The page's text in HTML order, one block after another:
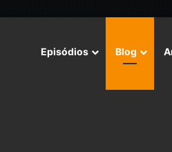
Episódios Blog